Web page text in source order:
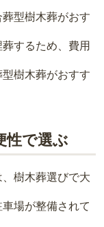
型樹木葬がおす
するため、費用
樹木葬がおすす
性で選ぶ
樹木葬選びで大
場が整備されて